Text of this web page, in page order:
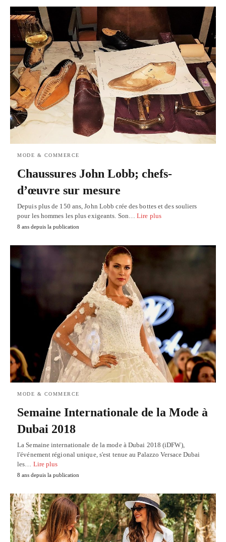
MODE & COMMERCE
Chaussures John Lobb; chefs-
d’œuvre sur mesure
Depuis plus de 150 ans, John Lobb crée des bottes et des souliers
pour les hommes les plus exigeants. Son…Lire plus
8 ans depuis la publication
MODE & COMMERCE
Semaine Internationale de la Mode à
Dubai 2018
La Semaine internationale de la mode à Dubai 2018 (iDFW),
l'événement régional unique, s'est tenue au Palazzo Versace Dubai
les… Lire plus
8 ans depuis la publication